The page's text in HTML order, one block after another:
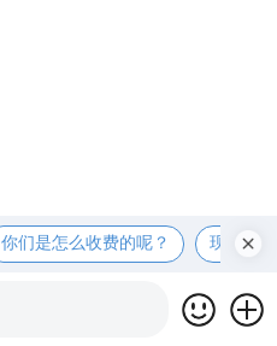
你们是怎么收费的呢？ 现在有